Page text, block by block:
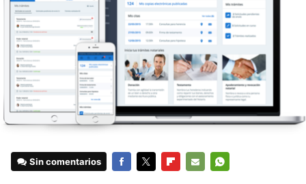
Sin comentarios